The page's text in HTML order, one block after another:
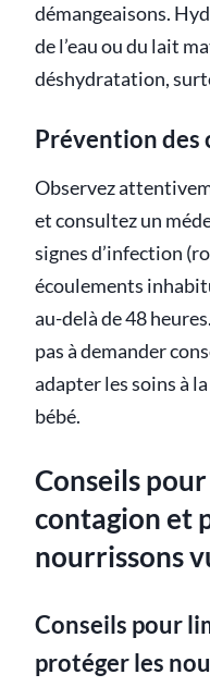
démangeaisons.
de l’eau ou du lait
déshydratation,
Prévention des
Observez
et consultez un
signes d’infection
écoulements
au-delà de 48
pas à demander
adapter les soins à
bébé.
Conseils
contagion et
nourrissons
Conseils pour
protéger les